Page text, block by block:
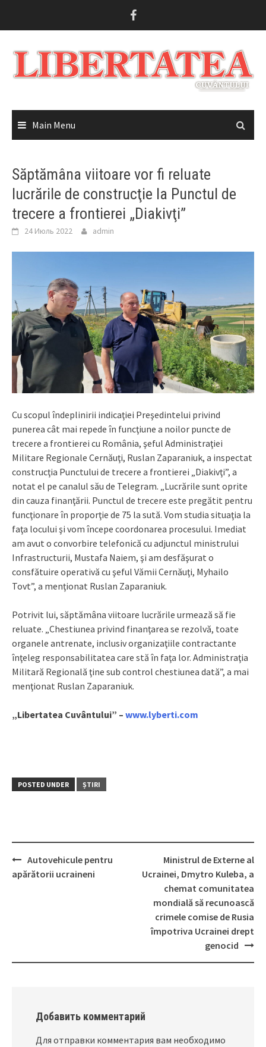
Main Menu
Săptămâna viitoare vor fi reluate
lucrările de construcţie la Punctul de
trecere a frontierei „Diakivţi”
24 Июль 2022 admin
Cu scopul îndeplinirii indicaţiei Preşedintelui privind
punerea cât mai repede în funcţiune a noilor puncte de
trecere a frontierei cu România, şeful Administraţiei
Militare Regionale Cernăuţi, Ruslan Zaparaniuk, a inspectat
construcţia Punctului de trecere a frontierei „Diakivţi”, a
notat el pe canalul său de Telegram. „Lucrările sunt oprite
din cauza finanţării. Punctul de trecere este pregătit pentru
funcţionare în proporţie de 75 la sută. Vom studia situaţia la
faţa locului şi vom începe coordonarea procesului. Imediat
am avut o convorbire telefonică cu adjunctul ministrului
Infrastructurii, Mustafa Naiem, şi am desfăşurat o
consfătuire operativă cu şeful Vămii Cernăuţi, Myhailo
Tovt”, a menţionat Ruslan Zaparaniuk.
Potrivit lui, săptămâna viitoare lucrările urmează să fie
reluate. „Chestiunea privind finanţarea se rezolvă, toate
organele antrenate, inclusiv organizaţiile contractante
înţeleg responsabilitatea care stă în faţa lor. Administraţia
Militară Regională ţine sub control chestiunea dată”, a mai
menţionat Ruslan Zaparaniuk.
„Libertatea Cuvântului” – www.lyberti.com
POSTED UNDER ȘTIRI
Post
Autovehicule pentru
apărătorii ucraineni
Ministrul de Externe al
Ucrainei, Dmytro Kuleba, a
chemat comunitatea
mondială să recunoască
crimele comise de Rusia
împotriva Ucrainei drept
genocid
Добавить комментарий
Для отправки комментария вам необходимо